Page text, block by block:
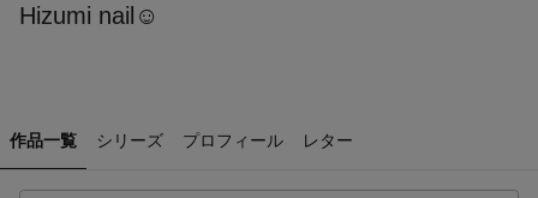
Hizumi nail☺︎
作品一覧 シリーズ プロフィール レター